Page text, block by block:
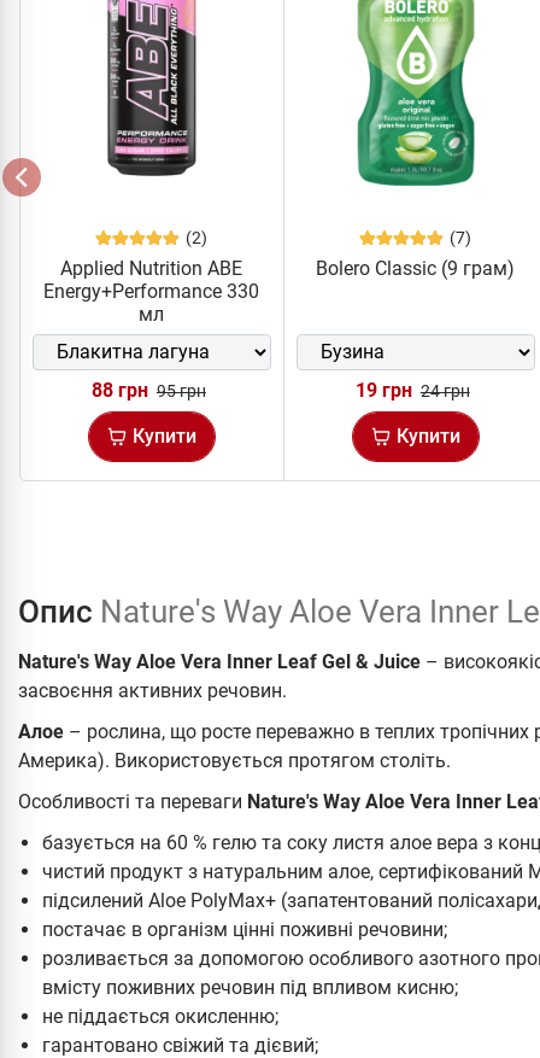
(2)
Applied Nutrition ABE
Energy+Performance 330
мл
88 грн 95 грн
Купити
(7)
Bolero Classic (9 грам)
19 грн 24 грн
Купити
Опис Nature's Way Aloe Vera Inner
Nature's Way Aloe Vera Inner Leaf Gel & Juice –
засвоєння активних речовин.
Алое – рослина, що росте переважно в теплих тропічних
Америка). Використовується протягом століть.
Особливості та переваги Nature's Way Aloe Vera Inner
базується на 60 % гелю та соку листя алое вера з
чистий продукт з натуральним алое,
підсилений Aloe PolyMax+ (запатентований
постачає в організм цінні поживні речовини;
розливається за допомогою особливого азотного
вмісту поживних речовин під впливом кисню;
не піддається окисленню;
гарантовано свіжий та дієвий;